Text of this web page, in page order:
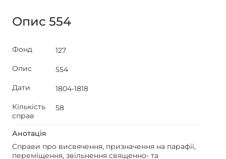
Опис 554
Фонд
127
Опис
554
Дати
1804-1818
Кількість
справ
58
Анотація
Справи про висвячення, призначення на парафії,
переміщення, звільнення священно- та